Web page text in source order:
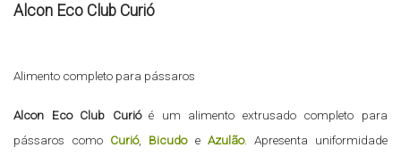
Alcon Eco Club Curió
Alimento completo para pássaros
Alcon Eco Club Curióé um alimento extrusado completo para
pássaros como Curió, Bicudoe Azulão. Apresenta uniformidade